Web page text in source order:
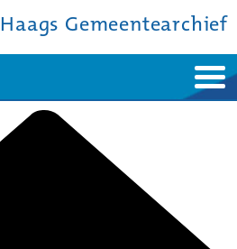
Haags Gemeentearchief